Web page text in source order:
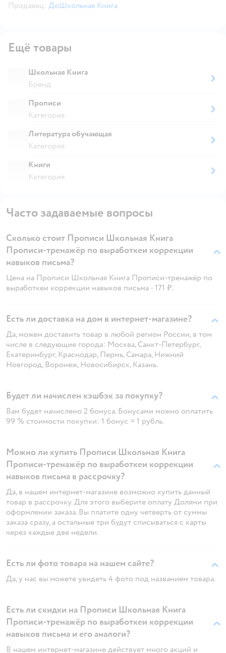
Продавец: ДоШкольная Книга
Ещё товары
Школьная Книга
Бренд
Прописи
Категория
Литература обучающая
Категория
Книги
Категория
Часто задаваемые вопросы
Сколько стоит Прописи Школьная Книга
Прописи-тренажёр по выработкеи коррекции
навыков письма?
Цена на Прописи Школьная Книга Прописи-тренажёр по
выработкеи коррекции навыков письма - 171 ₽.
Есть ли доставка на дом в интернет-магазине?
Да, можем доставить товар в любой регион России, в том
числе в следующие города: Москва, Санкт-Петербург,
Екатеринбург, Краснодар, Пермь, Самара, Нижний
Новгород, Воронеж, Новосибирск, Казань.
Будет ли начислен кэшбэк за покупку?
Вам будет начислено 2 бонуса. Бонусами можно оплатить
99 % стоимости покупки: 1 бонус = 1 рубль.
Можно ли купить Прописи Школьная Книга
Прописи-тренажёр по выработкеи коррекции
навыков письма в рассрочку?
Да, в нашем интернет-магазине возможно купить данный
товар в рассрочку. Для этого выберите оплату Долями при
оформлении заказа. Вы платите одну четверть от суммы
заказа сразу, а остальные три будут списываться с карты
через каждые две недели.
Есть ли фото товара на нашем сайте?
Да, у нас вы можете увидеть 4 фото под названием товара.
Есть ли скидки на Прописи Школьная Книга
Прописи-тренажёр по выработкеи коррекции
навыков письма и его аналоги?
В нашем интернет-магазине действует много акций и